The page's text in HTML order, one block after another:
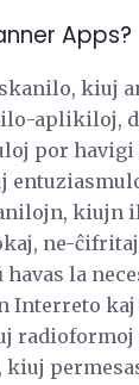
Apps?
kiuj
aplikiloj,
por
kiujn
ne-
la
Interreto
radioformoj
kiuj